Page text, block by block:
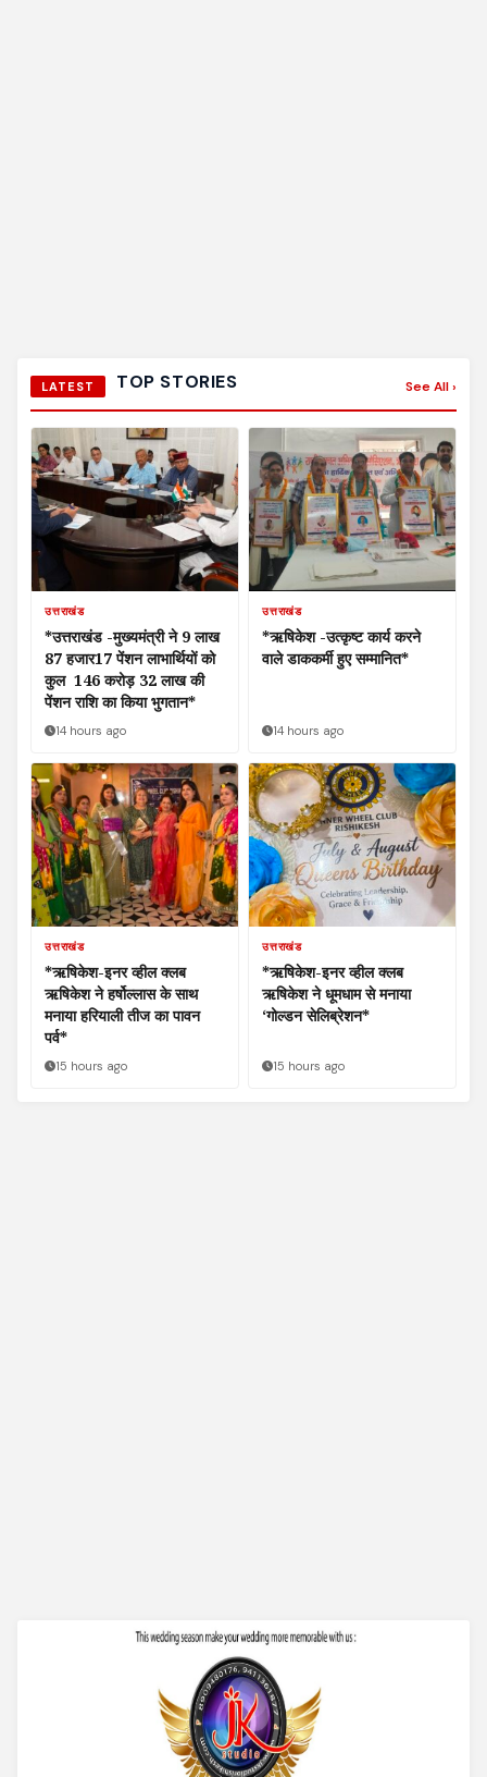
LATEST TOP STORIES See All ›
उत्तराखंड
*उत्तराखंड -मुख्यमंत्री ने 9 लाख
87 हजार17 पेंशन लाभार्थियों को
कुल ₹ 146 करोड़ 32 लाख की
पेंशन राशि का किया भुगतान*
14 hours ago
उत्तराखंड
*ऋषिकेश -उत्कृष्ट कार्य करने
वाले डाककर्मी हुए सम्मानित*
14 hours ago
उत्तराखंड
*ऋषिकेश-इनर व्हील क्लब
ऋषिकेश ने हर्षोल्लास के साथ
मनाया हरियाली तीज का पावन
पर्व*
15 hours ago
उत्तराखंड
*ऋषिकेश-इनर व्हील क्लब
ऋषिकेश ने धूमधाम से मनाया
‘गोल्डन सेलिब्रेशन*
15 hours ago